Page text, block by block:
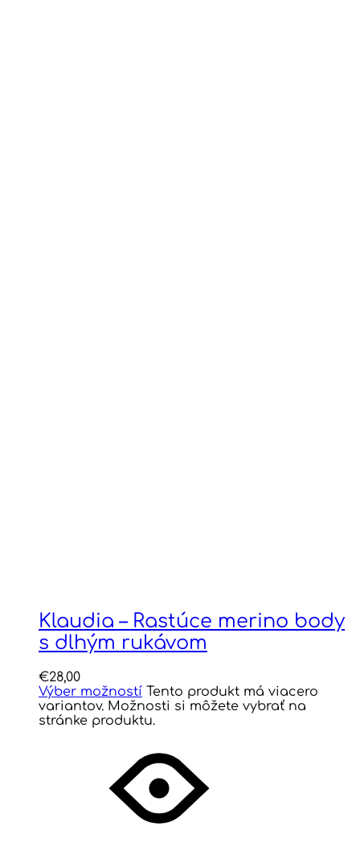
Klaudia – Rastúce merino body
s dlhým rukávom
€28,00
Výber možností Tento produkt má viacero
variantov. Možnosti si môžete vybrať na
stránke produktu.